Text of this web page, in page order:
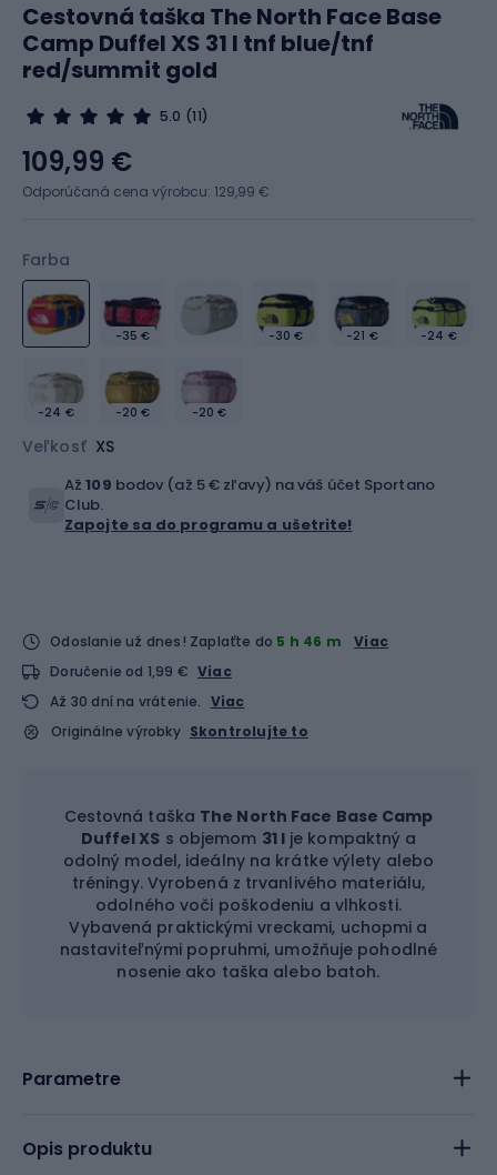
Cestovná taška The North Face Base
Camp Duffel XS 31 l tnf blue/tnf
red/summit gold
5.0 (11)
Farba
-35 € -30 € -21 € -24 €
-24 € -20 € -20 €
Veľkosť XS
109,99 €
Odporúčaná cena výrobcu: 129,99 €
Až109 bodov (až 5 € zľavy) na váš účet Sportano
Club.
Zapojte sa do programu a ušetrite!
Odoslanie už dnes! Zaplaťte do 5 h 46 m
Viac
Doručenie od 1,99 € Viac
Až 30 dní na vrátenie. Viac
Originálne výrobky Skontrolujte to
Cestovná taška The North Face Base Camp
Duffel XS s objemom 31 lje kompaktný a
odolný model, ideálny na krátke výlety alebo
tréningy. Vyrobená z trvanlivého materiálu,
odolného voči poškodeniu a vlhkosti.
Vybavená praktickými vreckami, uchopmi a
nastaviteľnými popruhmi, umožňuje pohodlné
nosenie ako taška alebo batoh.
Parametre
Opis produktu